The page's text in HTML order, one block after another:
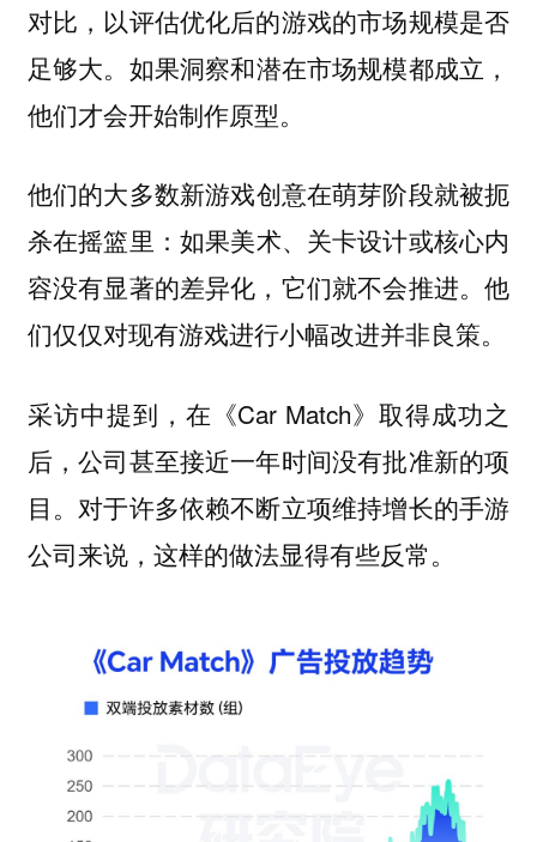
对比，以评估优化后的游戏的市场规模是否
足够大。 如果洞察和潜在市场规模都成立，
他们才会开始制作原型。
他们的大多数新游戏创意在萌芽阶段就被扼
杀在摇篮里： 如果美术、关卡设计或核心内
容没有显著的差异化，它们就不会推进。他
们仅仅对现有游戏进行小幅改进并非良策。
采访中提到，在《Car Match》取得成功之
后，公司甚至接近一年时间没有批准新的项
目。对于许多依赖不断立项维持增长的手游
公司来说，这样的做法显得有些反常。